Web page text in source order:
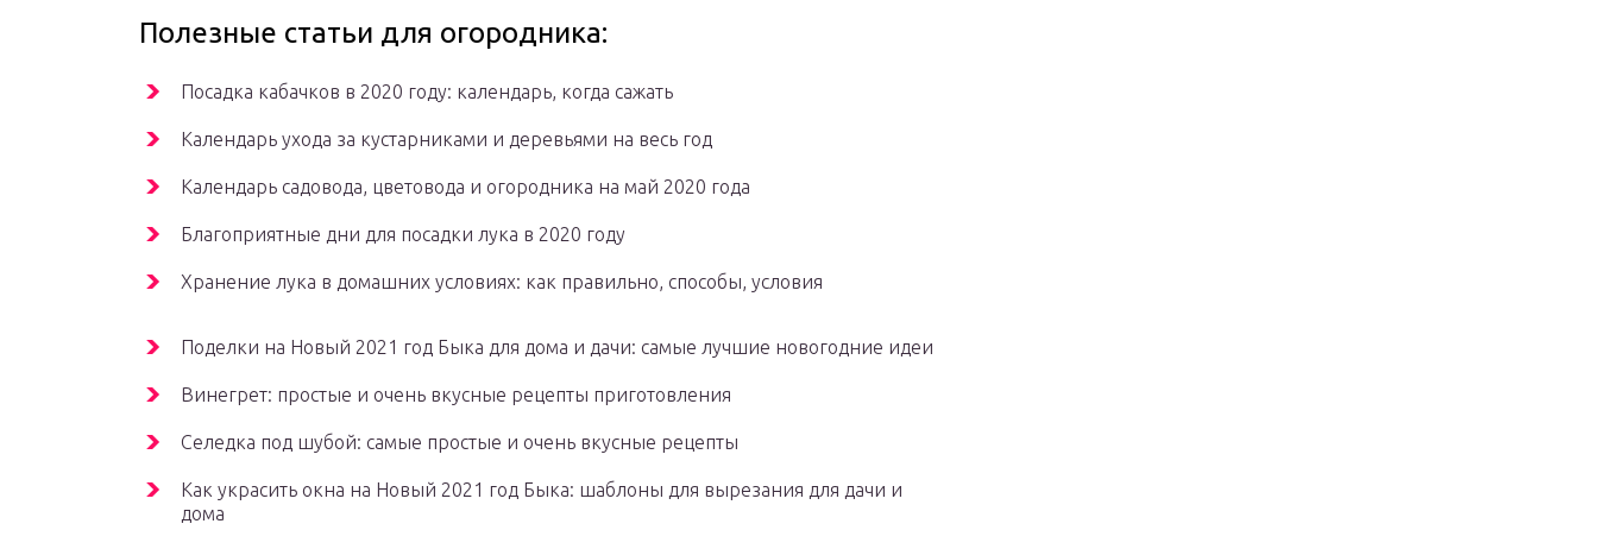
Полезные статьи для огородника:
Посадка кабачков в 2020 году: календарь, когда сажать
Календарь ухода за кустарниками и деревьями на весь год
Календарь садовода, цветовода и огородника на май 2020 года
Благоприятные дни для посадки лука в 2020 году
Хранение лука в домашних условиях: как правильно, способы, условия
Поделки на Новый 2021 год Быка для дома и дачи: самые лучшие новогодние идеи
Винегрет: простые и очень вкусные рецепты приготовления
Селедка под шубой: самые простые и очень вкусные рецепты
Как украсить окна на Новый 2021 год Быка: шаблоны для вырезания для дачи и
дома